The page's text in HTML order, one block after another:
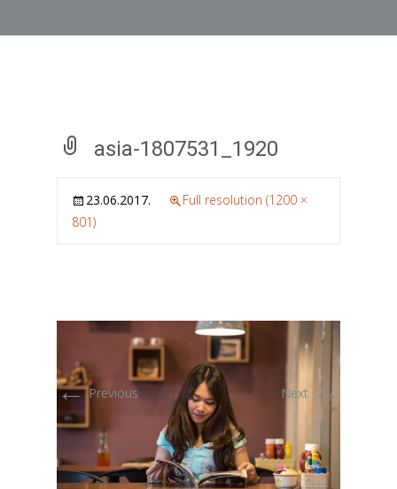
asia-1807531_1920
23.06.2017.
Full resolution (1200 ×
801)
←Previous Next →